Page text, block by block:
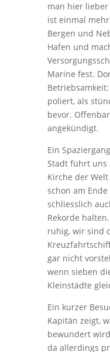
man hier lieber
ist einmal
Bergen und
Hafen und
Marine fest.
poliert, als
bevor.
angekündigt.
Ein
Stadt führt uns
Kirche der
schon am
schliesslich
Rekorde
ruhig, wir sind
gar nicht
wenn sieben
Kleinstädte
Ein kurzer
Kapitän zeigt,
bewundert
da allerdings